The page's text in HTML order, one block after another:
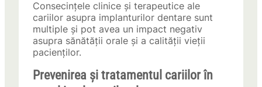
Consecințele clinice și terapeutice ale
cariilor asupra implanturilor dentare sunt
multiple și pot avea un impact negativ
asupra sănătății orale și a calității vieții
pacienților.
Prevenirea și tratamentul cariilor în